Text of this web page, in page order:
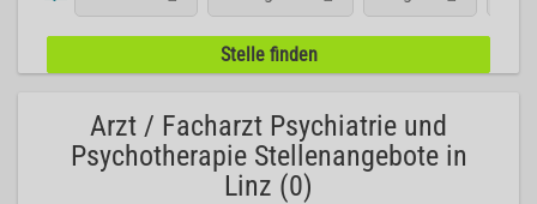
Arzt / Facharzt Psychiatrie und
Psychotherapie Stellenangebote in
Linz (0)